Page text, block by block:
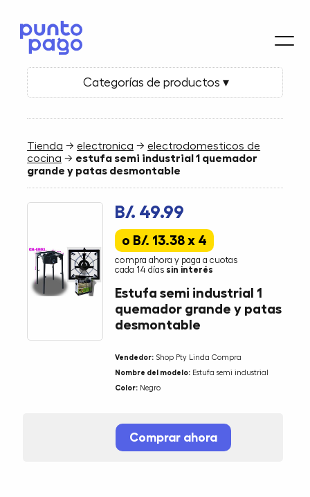
Categorías de productos ▾
Tienda →electronica →electrodomesticos de
cocina → estufa semi industrial 1 quemador
grande y patas desmontable
B/. 49.99
o B/. 13.38 x 4
compra ahora y paga a cuotas
cada 14 días sin interés
Estufa semi industrial 1
quemador grande y patas
desmontable
Vendedor: Shop Pty Linda Compra
Nombre del modelo: Estufa semi industrial
Color: Negro
Comprar ahora